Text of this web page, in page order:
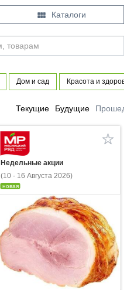
 Каталоги
Дом и сад Красота и
Текущие Будущие
Недельные акции
(10 - 16 Августа 2026)
новая